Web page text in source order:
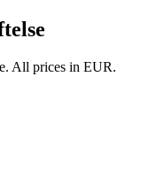
All prices in EUR.